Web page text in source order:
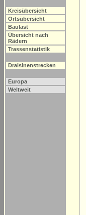
Kreisübersicht
Ortsübersicht
Baulast
Übersicht nach
Rädern
Trassenstatistik
Draisinenstrecken
Europa
Weltweit